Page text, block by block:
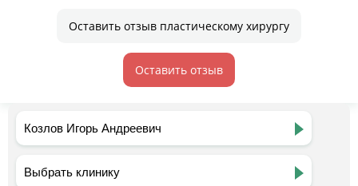
Оставить отзыв пластическому хирургу
Оставить отзыв